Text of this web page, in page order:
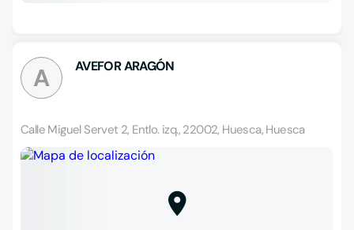
A AVEFOR ARAGÓN
Calle Miguel Servet 2, Entlo. izq., 22002, Huesca, Huesca